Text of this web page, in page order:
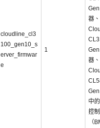
cloudline_cl3
100_gen10_s
erver_firmwar
e
1
器
器
中
控
（